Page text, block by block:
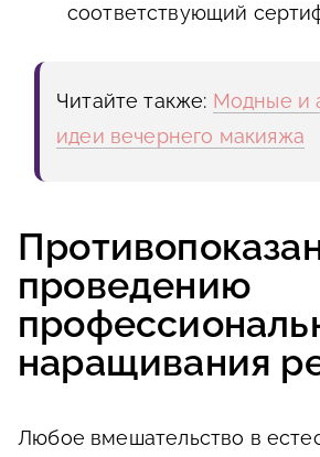
соответствующий
Читайте также: Модные и
идеи вечернего макияжа
проведению
наращивания
Любое вмешательство в